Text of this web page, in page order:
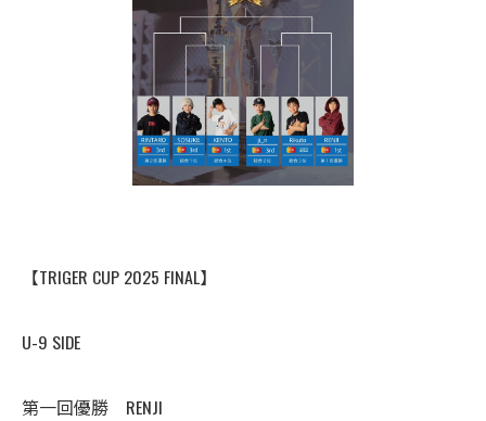
【TRIGER CUP 2025 FINAL】
U-9 SIDE
第一回優勝 RENJI